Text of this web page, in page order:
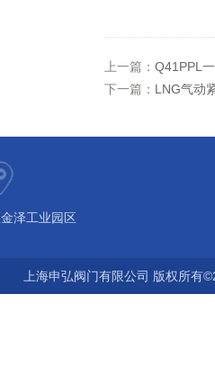
上一篇： Q41PPL
下一篇： LNG气动
金泽工业园区
上海申弘阀门有限公司 版权所有